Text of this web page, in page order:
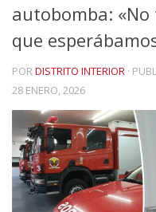
autobomba:
que
PORDISTRITO INTERIOR ·
28 ENERO, 2026